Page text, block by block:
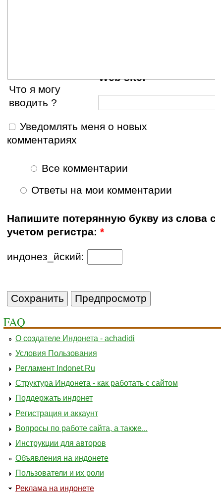
Web site:
Что я могу
вводить ?
Уведомлять меня о новых
комментариях
Все комментарии
Ответы на мои комментарии
Напишите потерянную букву из слова с
учетом регистра:*
индонез_йский:
FAQ
О создателе Индонета - achadidi
Условия Пользования
Регламент Indonet.Ru
Структура Индонета - как работать с сайтом
Поддержать индонет
Регистрация и аккаунт
Вопросы по работе сайта, а также...
Инструкции для авторов
Объявления на индонете
Пользователи и их роли
Реклама на индонете